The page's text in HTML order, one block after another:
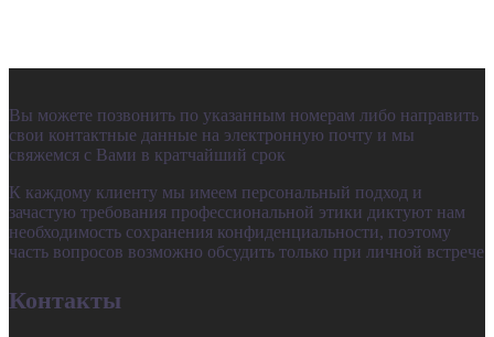
Вы можете позвонить по указанным номерам либо направить
свои контактные данные на электронную почту и мы
свяжемся с Вами в кратчайший срок
К каждому клиенту мы имеем персональный подход и
зачастую требования профессиональной этики диктуют нам
необходимость сохранения конфиденциальности, поэтому
часть вопросов возможно обсудить только при личной встрече
Контакты